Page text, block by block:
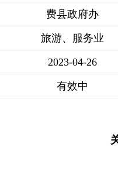
费县政府办
旅游、服务业
2023-04-26
有效中